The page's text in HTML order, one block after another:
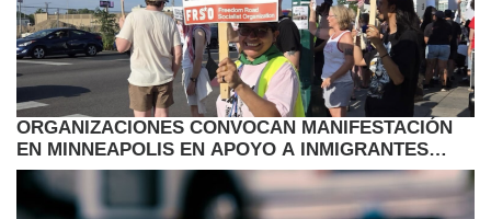
ORGANIZACIONES CONVOCAN MANIFESTACIÓN
EN MINNEAPOLIS EN APOYO A INMIGRANTES
HAITIANOS CON TPS